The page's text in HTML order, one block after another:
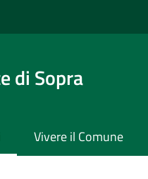
di Sopra
Vivere il Comune